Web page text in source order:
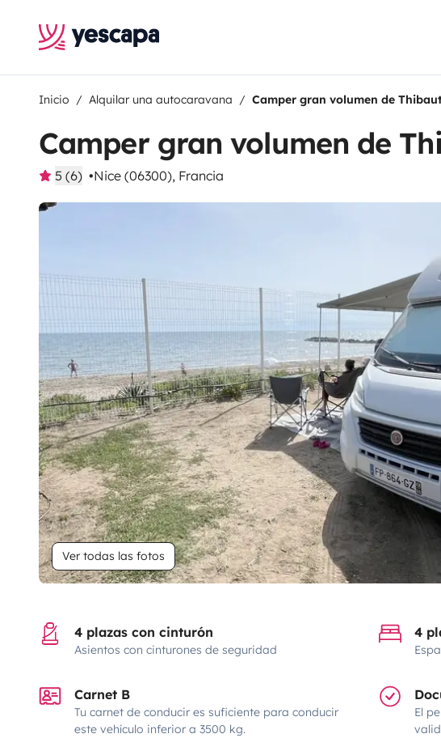
Inicio Alquilar una autocaravana Camper gran volumen de
Camper gran volumen de
5 (6) Nice (06300), Francia
Ver todas las fotos
4 plazas con cinturón
Asientos con cinturones de seguridad
4
Carnet B
Tu carnet de conducir es suficiente para conducir
este vehículo inferior a 3500 kg.
El